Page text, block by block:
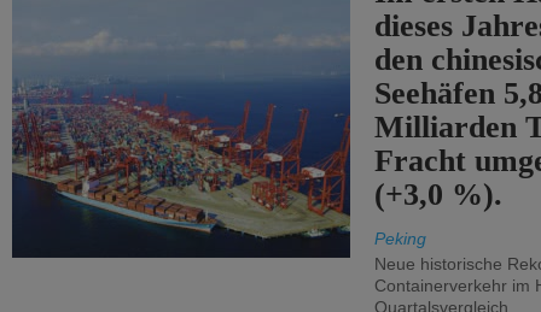
dieses
den
Seehäfen
Milliarden
Fracht
(+3,0 %).
Peking
Neue historische
Containerverkehr im
Quartalsvergleich